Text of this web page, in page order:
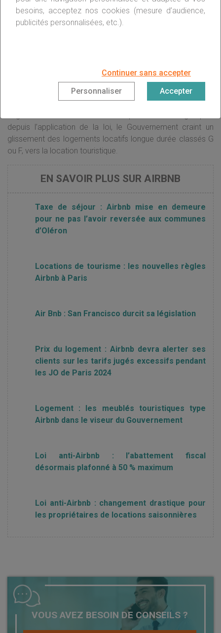
THERMIQUES
jusqu’à présent les locations destinées aux baux de longue
interdiction de location des logements au
(diagnostic de performance énergétique) va
s’étendre au paysage touristique. Après avoir constaté une
depuis l’application de la loi, le Gouvernement craint un
glissement des logements locatifs longue durée classés G
ou F, vers la location touristique.
EN SAVOIR PLUS SUR AIRBNB
Taxe de séjour : Airbnb mise en demeure
pour ne pas l’avoir reversée aux communes
d’Oléron
Locations de tourisme : les nouvelles règles
Airbnb à Paris
Air Bnb : San Francisco durcit sa législation
Prix du logement : Airbnb devra alerter ses
clients sur les tarifs jugés excessifs pendant
les JO de Paris 2024
Logement : les meublés touristiques type
Airbnb dans le viseur du Gouvernement
Loi anti-Airbnb : l’abattement fiscal
désormais plafonné à 50 % maximum
Loi anti-Airbnb : changement drastique pour
les propriétaires de locations saisonnières
VOUS AVEZ BESOIN DE CONSEILS ?
besoins, acceptez nos cookies (mesure d’audience,
publicités personnalisées, etc.).
Continuer sans accepter
Personnaliser
Accepter